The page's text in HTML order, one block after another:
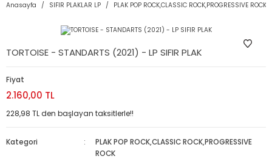
Anasayfa SIFIR PLAKLAR LP PLAK POP ROCK,CLASSIC ROCK,PROGRESSIVE ROCK
TORTOISE - STANDARTS (2021) - LP SIFIR PLAK
Fiyat
2.160,00 TL
228,98 TL den başlayan taksitlerle!!
Kategori
PLAK POP ROCK,CLASSIC ROCK,PROGRESSIVE
ROCK